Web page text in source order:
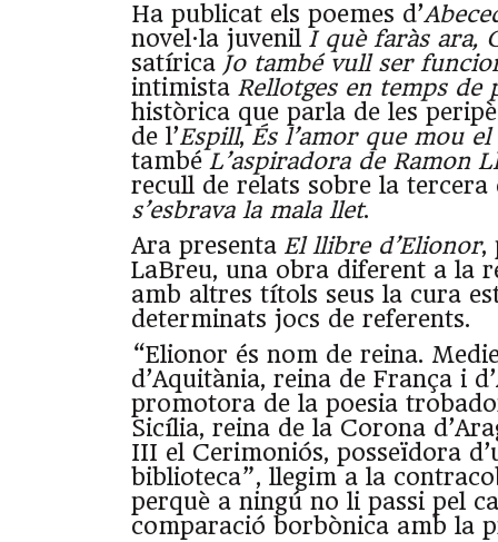
Ha publicat els poemes d’
novel·la juvenil I què faràs ara,
satírica Jo també vull ser
intimista Rellotges en temps de
històrica que parla de les
de l’Espill, És l’amor que mou
també L’aspiradora de Ramon
recull de relats sobre la
s’esbrava la mala llet.
Ara presenta El llibre d’Elionor,
LaBreu, una obra diferent a la
amb altres títols seus la cura
determinats jocs de referents.
“Elionor és nom de reina.
d’Aquitània, reina de França i
promotora de la poesia
Sicília, reina de la Corona
III el Cerimoniós, posseïdora
biblioteca”, llegim a la
perquè a ningú no li passi pel
comparació borbònica amb la